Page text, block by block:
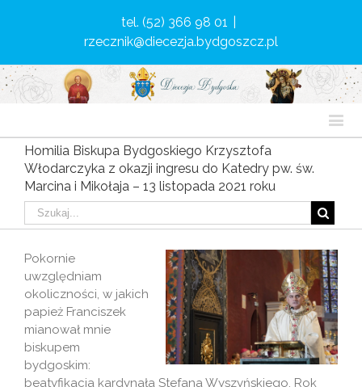
tel. (52) 366 98 01
rzecznik@diecezja.bydgoszcz.pl
Homilia Biskupa Bydgoskiego Krzysztofa
Włodarczyka z okazji ingresu do Katedry pw. św.
Marcina i Mikołaja – 13 listopada 2021 roku
Pokornie
uwzględniam
okoliczności, w jakich
papież Franciszek
mianował mnie
biskupem
bydgoskim:
beatyfikacja kardynała Stefana Wyszyńskiego, Rok